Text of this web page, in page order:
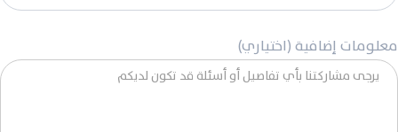
معلومات إضافية (اختياري)